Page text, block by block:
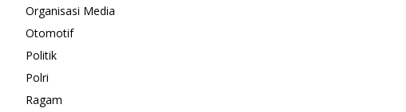
Organisasi Media
Otomotif
Politik
Polri
Ragam